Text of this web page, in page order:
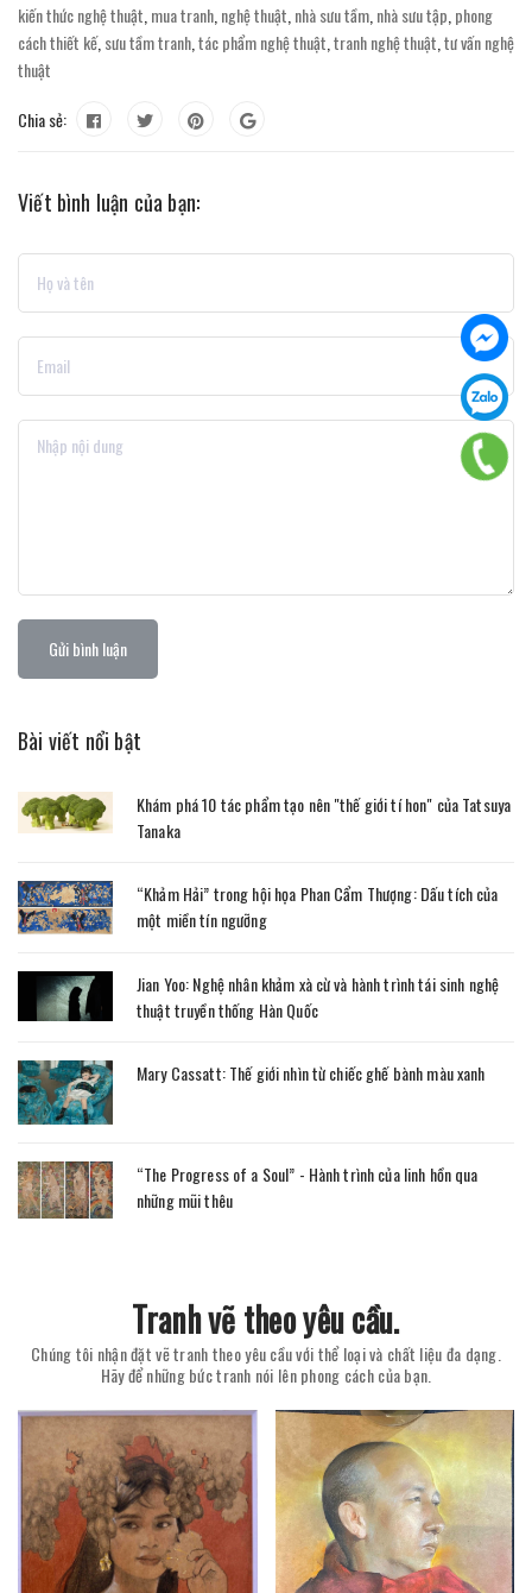
kiến thức nghệ thuật mua tranh nghệ thuật nhà sưu tầm nhà sưu tập phong
cách thiết kế, sưu tầm tranh tác phẩm nghệ thuật tranh nghệ thuật tư vấn nghệ
thuật
Chia sẻ:
Viết bình luận của bạn:
Gửi bình luận
Bài viết nổi bật
Khám phá 10 tác phẩm tạo nên "thế giới tí hon" của Tatsuya
Tanaka
“Khảm Hải” trong hội họa Phan Cẩm Thượng: Dấu tích của
một miền tín ngưỡng
Jian Yoo: Nghệ nhân khảm xà cừ và hành trình tái sinh nghệ
thuật truyền thống Hàn Quốc
Mary Cassatt: Thế giới nhìn từ chiếc ghế bành màu xanh
“The Progress of a Soul” - Hành trình của linh hồn qua
những mũi thêu
Tranh vẽ theo yêu cầu.
Chúng tôi nhận đặt vẽ tranh theo yêu cầu với thể loại và chất liệu đa dạng.
Hãy để những bức tranh nói lên phong cách của bạn.